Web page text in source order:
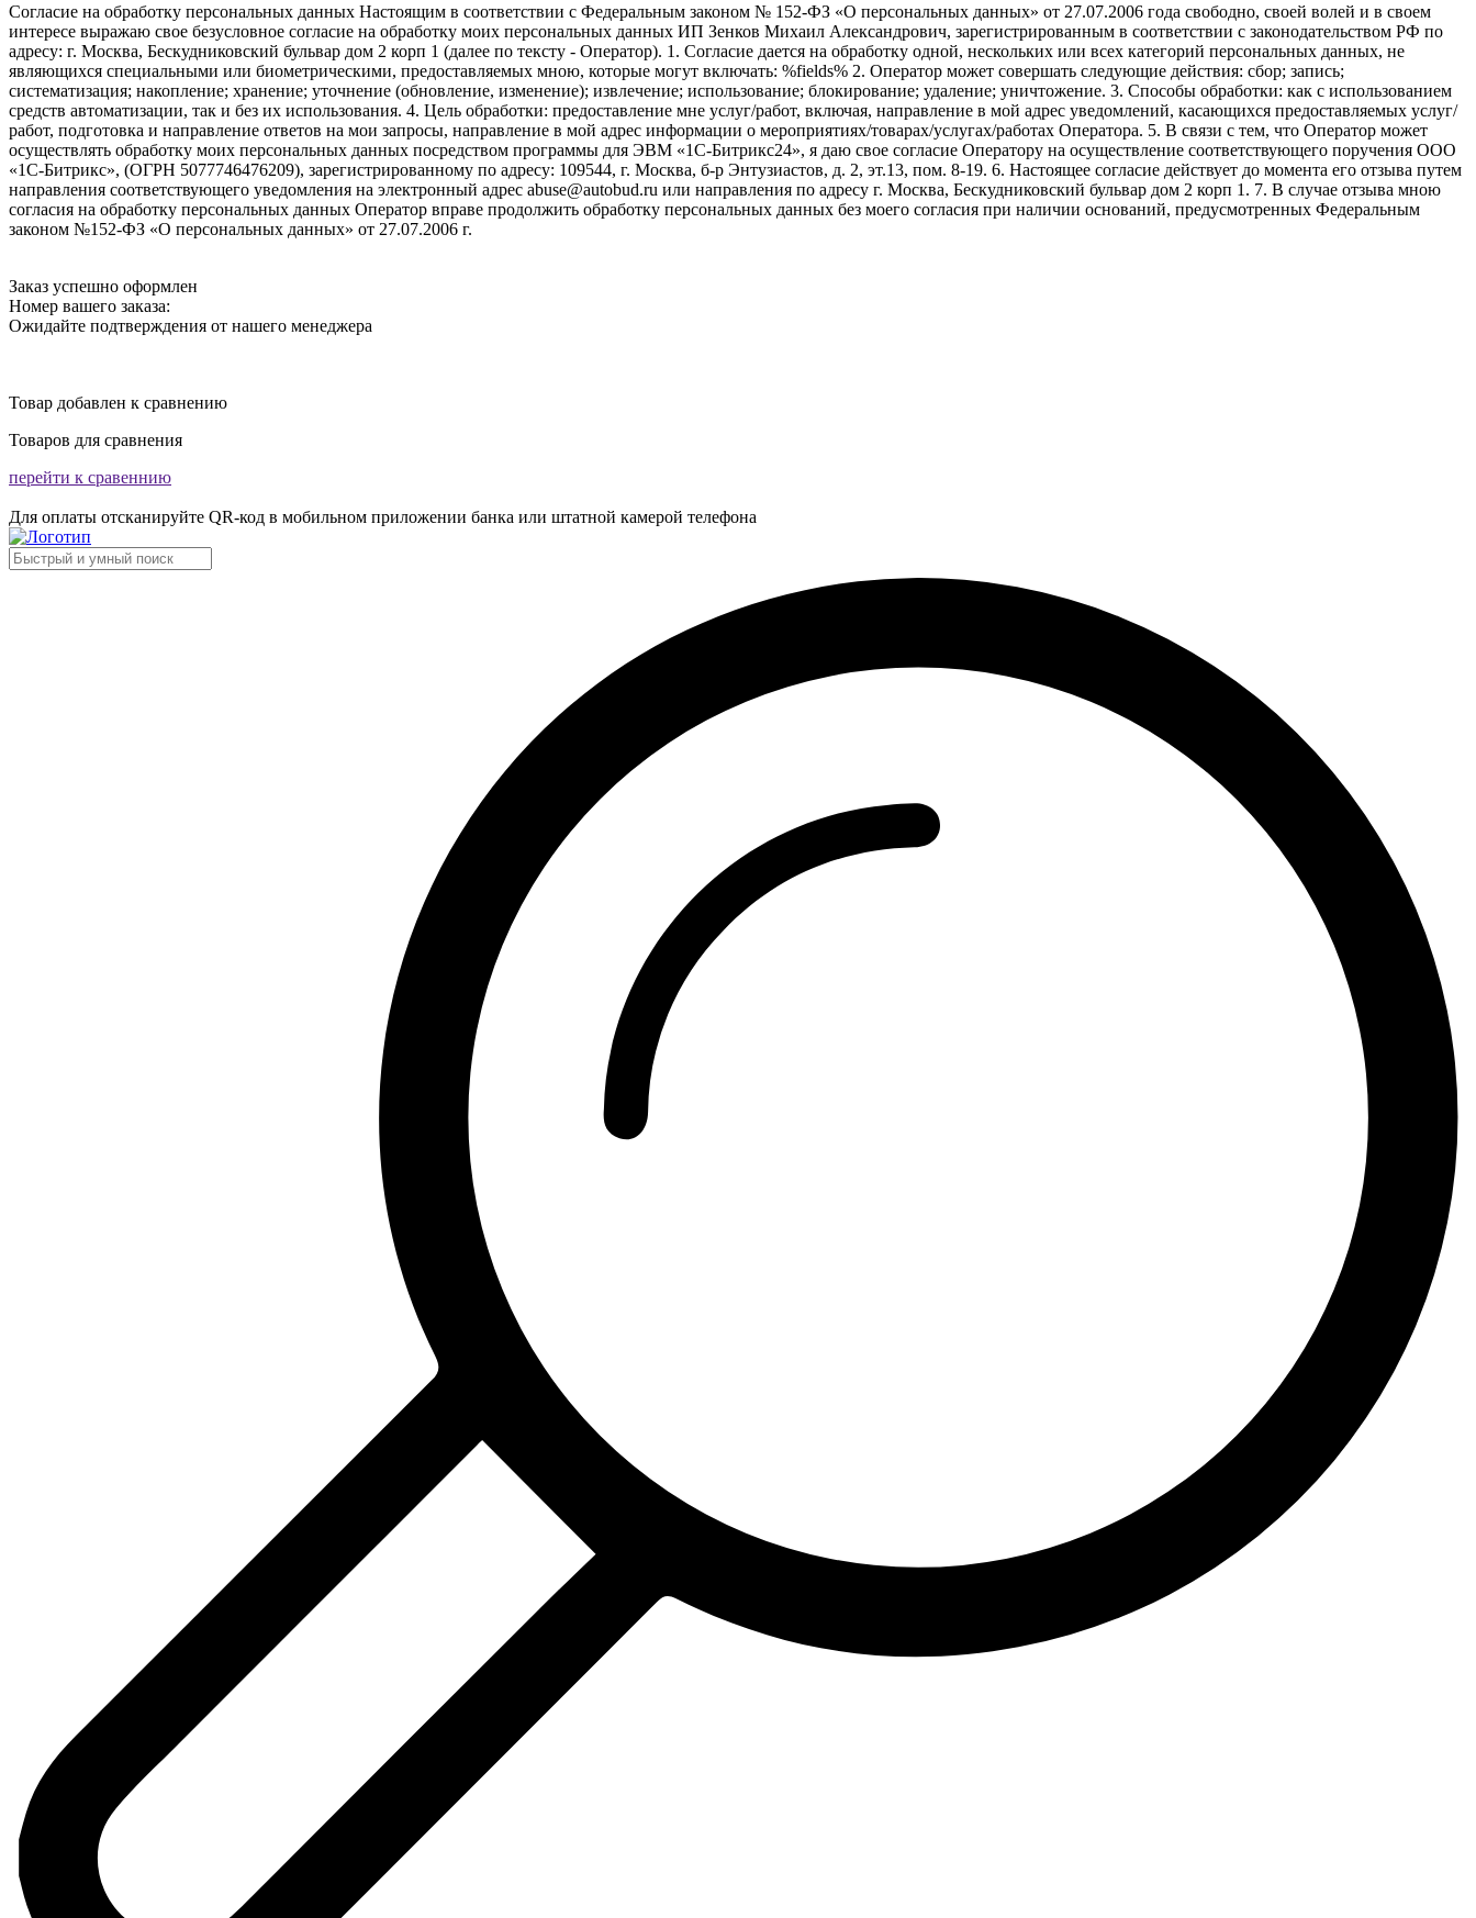
Согласие на обработку персональных данных Настоящим в соответствии с Федеральным законом № 152-ФЗ «О персональных данных» от 27.07.2006 года свободно, своей волей и в своем
интересе выражаю свое безусловное согласие на обработку моих персональных данных ИП Зенков Михаил Александрович, зарегистрированным в соответствии с законодательством РФ по
адресу: г. Москва, Бескудниковский бульвар дом 2 корп 1 (далее по тексту - Оператор). 1. Согласие дается на обработку одной, нескольких или всех категорий персональных данных, не
являющихся специальными или биометрическими, предоставляемых мною, которые могут включать: %fields% 2. Оператор может совершать следующие действия: сбор; запись;
систематизация; накопление; хранение; уточнение (обновление, изменение); извлечение; использование; блокирование; удаление; уничтожение. 3. Способы обработки: как с использованием
средств автоматизации, так и без их использования. 4. Цель обработки: предоставление мне услуг/работ, включая, направление в мой адрес уведомлений, касающихся предоставляемых услуг/
работ, подготовка и направление ответов на мои запросы, направление в мой адрес информации о мероприятиях/товарах/услугах/работах Оператора. 5. В связи с тем, что Оператор может
осуществлять обработку моих персональных данных посредством программы для ЭВМ «1С-Битрикс24», я даю свое согласие Оператору на осуществление соответствующего поручения ООО
«1С-Битрикс», (ОГРН 5077746476209), зарегистрированному по адресу: 109544, г. Москва, б-р Энтузиастов, д. 2, эт.13, пом. 8-19. 6. Настоящее согласие действует до момента его отзыва путем
направления соответствующего уведомления на электронный адрес abuse@autobud.ru или направления по адресу г. Москва, Бескудниковский бульвар дом 2 корп 1. 7. В случае отзыва мною
согласия на обработку персональных данных Оператор вправе продолжить обработку персональных данных без моего согласия при наличии оснований, предусмотренных Федеральным
законом №152-ФЗ «О персональных данных» от 27.07.2006 г.
Заказ успешно оформлен
Номер вашего заказа:
Ожидайте подтверждения от нашего менеджера
Товар добавлен к сравнению
Товаров для сравнения
перейти к сравеннию
Для оплаты отсканируйте QR-код в мобильном приложении банка или штатной камерой телефона